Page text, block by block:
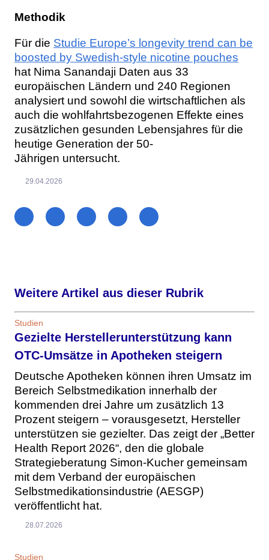
Methodik
Für die Studie Europe’s longevity trend can be
boosted by Swedish-style nicotine pouches
hat Nima Sanandaji Daten aus 33
europäischen Ländern und 240 Regionen
analysiert und sowohl die wirtschaftlichen als
auch die wohlfahrtsbezogenen Effekte eines
zusätzlichen gesunden Lebensjahres für die
heutige Generation der 50-
Jährigen untersucht.
29.04.2026
Weitere Artikel aus dieser Rubrik
Studien
Gezielte Herstellerunterstützung kann
OTC-Umsätze in Apotheken steigern
Deutsche Apotheken können ihren Umsatz im
Bereich Selbstmedikation innerhalb der
kommenden drei Jahre um zusätzlich 13
Prozent steigern – vorausgesetzt, Hersteller
unterstützen sie gezielter. Das zeigt der „Better
Health Report 2026“, den die globale
Strategieberatung Simon-Kucher gemeinsam
mit dem Verband der europäischen
Selbstmedikationsindustrie (AESGP)
veröffentlicht hat.
28.07.2026
Studien